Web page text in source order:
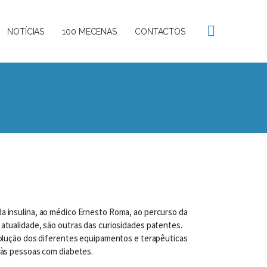
NOTÍCIAS 100 MECENAS CONTACTOS
insulina, ao médico Ernesto Roma, ao percurso da
são outras das curiosidades patentes.
dos diferentes equipamentos e terapêuticas
pessoas com diabetes.